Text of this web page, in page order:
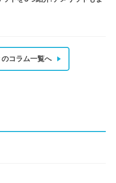
コラム一覧へ